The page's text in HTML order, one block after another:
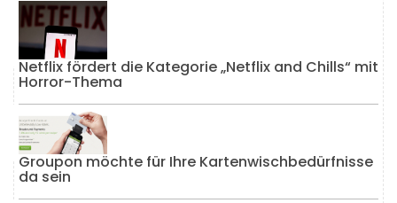
Netflix fördert die Kategorie „Netflix and Chills“ mit
Horror-Thema
Groupon möchte für Ihre Kartenwischbedürfnisse
da sein